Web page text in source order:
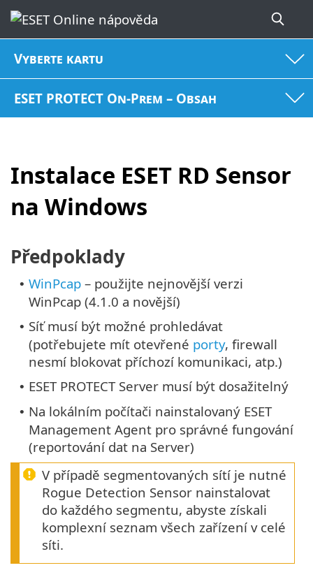
Vyberte kartu
ESET PROTECT On-Prem – Obsah
Instalace ESET RD Sensor
na Windows
Předpoklady
• WinPcap – použijte nejnovější verzi
WinPcap (4.1.0 a novější)
• Síť musí být možné prohledávat
(potřebujete mít otevřené porty, firewall
nesmí blokovat příchozí komunikaci, atp.)
• ESET PROTECT Server musí být dosažitelný
• Na lokálním počítači nainstalovaný ESET
Management Agent pro správné fungování
(reportování dat na Server)
V případě segmentovaných sítí je nutné
Rogue Detection Sensor nainstalovat
do každého segmentu, abyste získali
komplexní seznam všech zařízení v celé
síti.